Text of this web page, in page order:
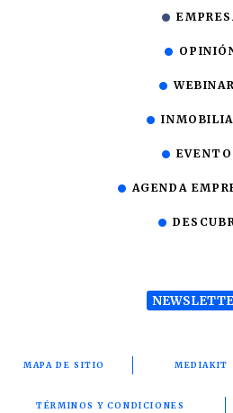
AGENDA
MAPA DE SITIO MEDIAKIT
TÉRMINOS Y CONDICIONES